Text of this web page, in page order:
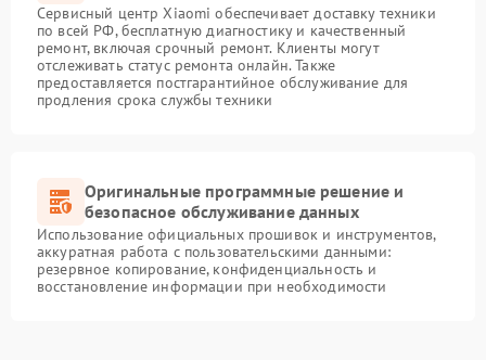
Сервисный центр Xiaomi обеспечивает доставку техники
по всей РФ, бесплатную диагностику и качественный
ремонт, включая срочный ремонт. Клиенты могут
отслеживать статус ремонта онлайн. Также
предоставляется постгарантийное обслуживание для
продления срока службы техники
Оригинальные программные решение и
безопасное обслуживание данных
Использование официальных прошивок и инструментов,
аккуратная работа с пользовательскими данными:
резервное копирование, конфиденциальность и
восстановление информации при необходимости